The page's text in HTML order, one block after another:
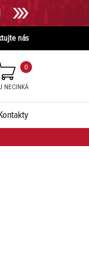
nás
NECINKÁ
0
Kontakty